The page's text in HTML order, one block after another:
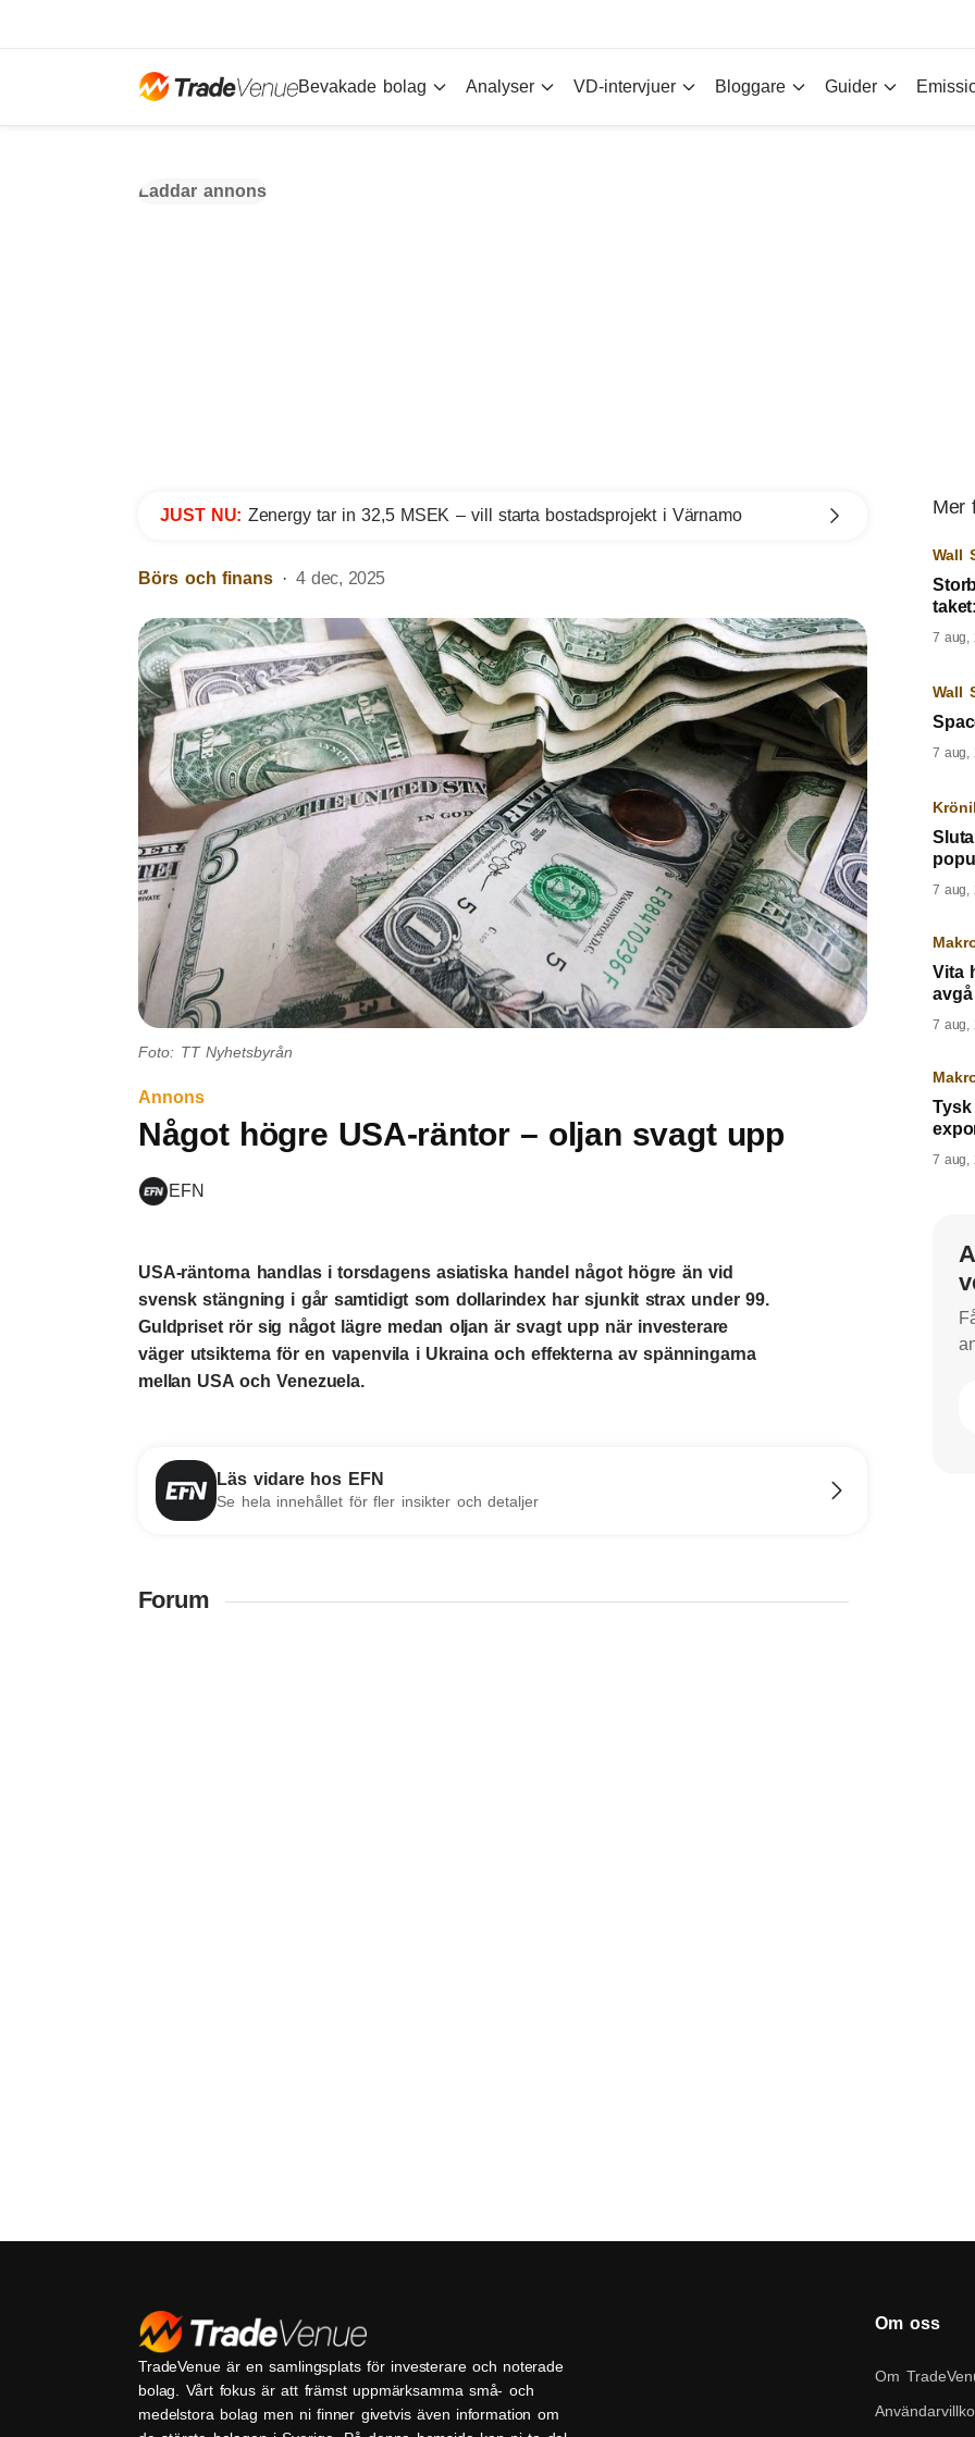
Bevakade bolag Analyser VD-intervjuer Bloggare Guider
Laddar annons
JUST NU: Zenergy tar in 32,5 MSEK – vill starta bostadsprojekt i Värnamo
Börs och finans 4 dec, 2025
Foto: TT Nyhetsbyrån
Annons
Något högre USA-räntor – oljan svagt upp
EFN
USA-räntorna handlas i torsdagens asiatiska handel något högre än vid
svensk stängning i går samtidigt som dollarindex har sjunkit strax under 99.
Guldpriset rör sig något lägre medan oljan är svagt upp när investerare
väger utsikterna för en vapenvila i Ukraina och effekterna av spänningarna
mellan USA och Venezuela.
Läs vidare hos EFN
Se hela innehållet för fler insikter och detaljer
Forum
Mer
Wall
7 aug,
Wall
7 aug,
7 aug,
Vita
avgå
7 aug,
7 aug,
TradeVenue är en samlingsplats för investerare och noterade
bolag. Vårt fokus är att främst uppmärksamma små- och
medelstora bolag men ni finner givetvis även information om
Om oss
Om